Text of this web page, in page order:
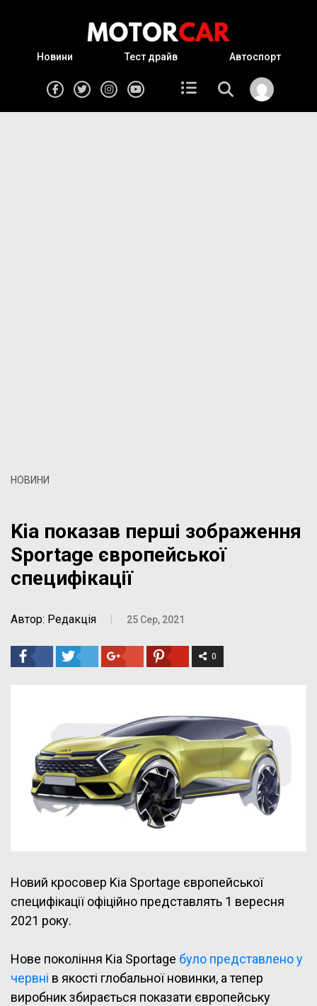
Новини Тест драйв Автоспорт
НОВИНИ
Kia показав перші зображення
Sportage європейської
специфікації
Автор: Редакція | 25 Сер, 2021
0
Новий кросовер Kia Sportage європейської
специфікації офіційно представлять 1 вересня
2021 року.
Нове покоління Kia Sportage було представлено у
червні в якості глобальної новинки, а тепер
виробник збирається показати європейську